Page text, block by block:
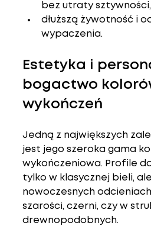
bez utraty sztywności,
dłuższą żywotność i
wypaczenia.
Estetyka i
bogactwo
wykończeń
Jedną z największych
jest jego szeroka gama
wykończeniowa. Profile
tylko w klasycznej bieli,
nowoczesnych
szarości, czerni, czy w
drewnopodobnych.